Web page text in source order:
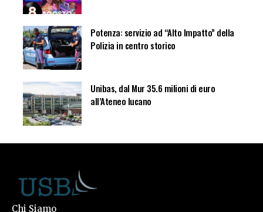
Potenza: servizio ad “Alto Impatto” della
Polizia in centro storico
Unibas, dal Mur 35.6 milioni di euro
all’Ateneo lucano
Chi Siamo